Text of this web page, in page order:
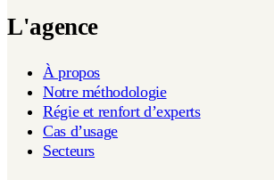
L'agence
À propos
Notre méthodologie
Régie et renfort d’experts
Cas d’usage
Secteurs